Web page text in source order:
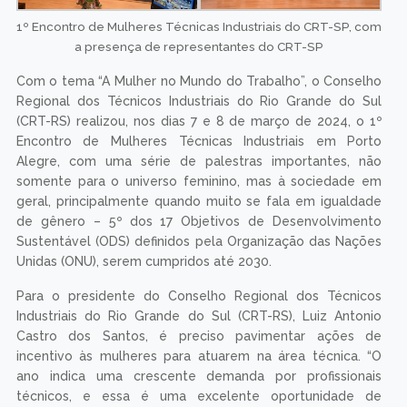
1º Encontro de Mulheres Técnicas Industriais do CRT-SP, com
a presença de representantes do CRT-SP
Com o tema “A Mulher no Mundo do Trabalho”, o Conselho
Regional dos Técnicos Industriais do Rio Grande do Sul
(CRT-RS) realizou, nos dias 7 e 8 de março de 2024, o 1º
Encontro de Mulheres Técnicas Industriais em Porto
Alegre, com uma série de palestras importantes, não
somente para o universo feminino, mas à sociedade em
geral, principalmente quando muito se fala em igualdade
de gênero – 5º dos 17 Objetivos de Desenvolvimento
Sustentável (ODS) definidos pela Organização das Nações
Unidas (ONU), serem cumpridos até 2030.
Para o presidente do Conselho Regional dos Técnicos
Industriais do Rio Grande do Sul (CRT-RS), Luiz Antonio
Castro dos Santos, é preciso pavimentar ações de
incentivo às mulheres para atuarem na área técnica. “O
ano indica uma crescente demanda por profissionais
técnicos, e essa é uma excelente oportunidade de